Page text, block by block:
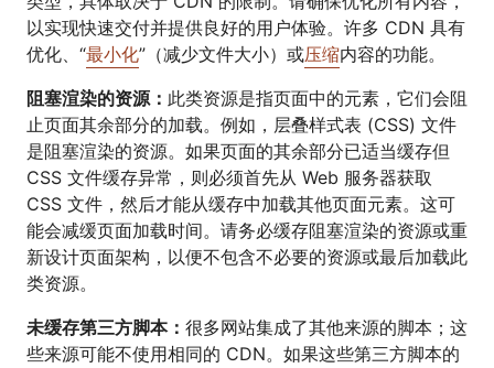
以实现快速交付并提供良好的用户体验。许多 CDN 具有
优化、“最小化”（减少文件大小）或压缩内容的功能。
阻塞渲染的资源： 此类资源是指页面中的元素，它们会阻
止页面其余部分的加载。例如，层叠样式表 (CSS) 文件
是阻塞渲染的资源。如果页面的其余部分已适当缓存但
CSS 文件缓存异常，则必须首先从 Web 服务器获取
CSS 文件，然后才能从缓存中加载其他页面元素。这可
能会减缓页面加载时间。请务必缓存阻塞渲染的资源或重
新设计页面架构，以便不包含不必要的资源或最后加载此
类资源。
未缓存第三方脚本： 很多网站集成了其他来源的脚本；这
些来源可能不使用相同的 CDN。如果这些第三方脚本的